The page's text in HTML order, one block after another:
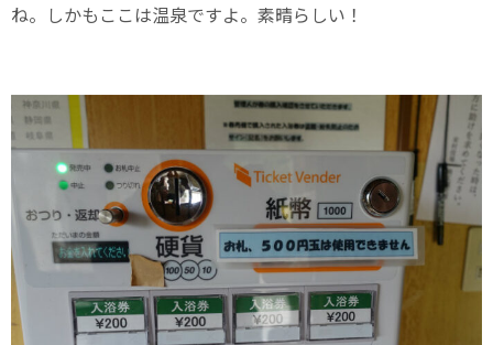
ね。しかもここは温泉ですよ。素晴らしい！